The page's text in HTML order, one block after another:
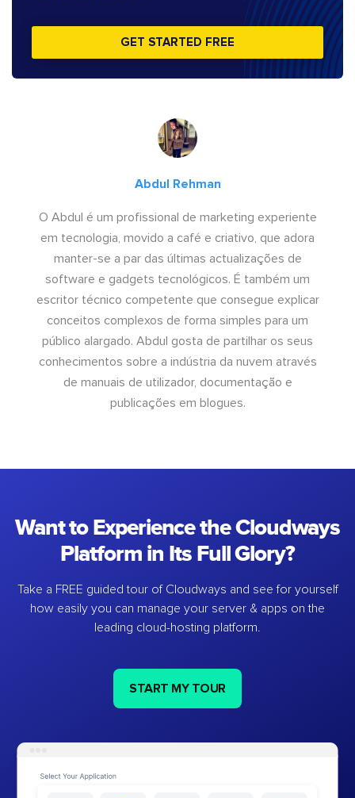
GET STARTED FREE
Abdul Rehman
O Abdul é um profissional de marketing experiente
em tecnologia, movido a café e criativo, que adora
manter-se a par das últimas actualizações de
software e gadgets tecnológicos. É também um
escritor técnico competente que consegue explicar
conceitos complexos de forma simples para um
público alargado. Abdul gosta de partilhar os seus
conhecimentos sobre a indústria da nuvem através
de manuais de utilizador, documentação e
publicações em blogues.
Want to Experience the Cloudways
Platform in Its Full Glory?
Take a FREE guided tour of Cloudways and see for yourself
how easily you can manage your server & apps on the
leading cloud-hosting platform.
START MY TOUR